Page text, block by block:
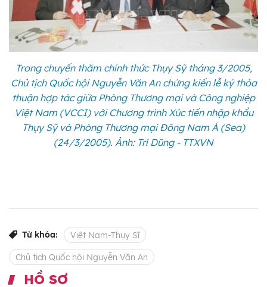
Trong chuyến thăm chính thức Thụy Sỹ tháng 3/2005,
Chủ tịch Quốc hội Nguyễn Văn An chứng kiến lễ ký thỏa
thuận hợp tác giữa Phòng Thương mại và Công nghiệp
Việt Nam (VCCI) với Chương trình Xúc tiến nhập khẩu
Thụy Sỹ và Phòng Thương mại Đông Nam Á (Sea)
(24/3/2005). Ảnh: Trí Dũng - TTXVN
Từ khóa: Việt Nam-Thụy Sĩ
Chủ tịch Quốc hội Nguyễn Văn An
HỒ SƠ